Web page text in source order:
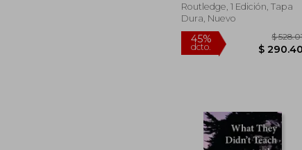
Routledge, 1 Edición, Tapa
Dura, Nuevo